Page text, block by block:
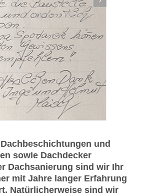
und
sowie Dachdecker
Dachsanierung sind wir Ihr
mit Jahre langer Erfahrung
Natürlicherweise sind wir